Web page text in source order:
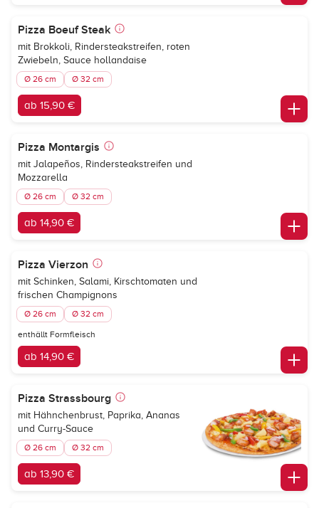
Pizza Boeuf Steak
mit Brokkoli, Rindersteakstreifen, roten
Zwiebeln, Sauce hollandaise
Ø 26 cm Ø 32 cm
ab 15,90 €
Pizza Montargis
mit Jalapeños, Rindersteakstreifen und
Mozzarella
Ø 26 cm Ø 32 cm
ab 14,90 €
Pizza Vierzon
mit Schinken, Salami, Kirschtomaten und
frischen Champignons
Ø 26 cm Ø 32 cm
enthällt Formfleisch
ab 14,90 €
Pizza Strassbourg
mit Hähnchenbrust, Paprika, Ananas
und Curry-Sauce
Ø 26 cm Ø 32 cm
ab 13,90 €